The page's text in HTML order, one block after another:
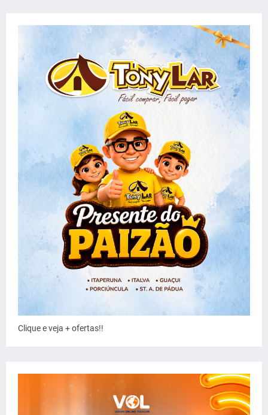
Clique e veja + ofertas!!